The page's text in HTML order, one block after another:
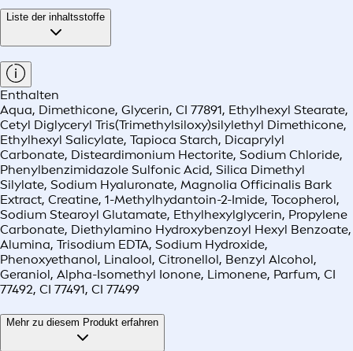
Liste der inhaltsstoffe
Enthalten
Aqua, Dimethicone, Glycerin, CI 77891, Ethylhexyl Stearate,
Cetyl Diglyceryl Tris(Trimethylsiloxy)silylethyl Dimethicone,
Ethylhexyl Salicylate, Tapioca Starch, Dicaprylyl
Carbonate, Disteardimonium Hectorite, Sodium Chloride,
Phenylbenzimidazole Sulfonic Acid, Silica Dimethyl
Silylate, Sodium Hyaluronate, Magnolia Officinalis Bark
Extract, Creatine, 1-Methylhydantoin-2-Imide, Tocopherol,
Sodium Stearoyl Glutamate, Ethylhexylglycerin, Propylene
Carbonate, Diethylamino Hydroxybenzoyl Hexyl Benzoate,
Alumina, Trisodium EDTA, Sodium Hydroxide,
Phenoxyethanol, Linalool, Citronellol, Benzyl Alcohol,
Geraniol, Alpha-Isomethyl Ionone, Limonene, Parfum, CI
77492, CI 77491, CI 77499
Mehr zu diesem Produkt erfahren